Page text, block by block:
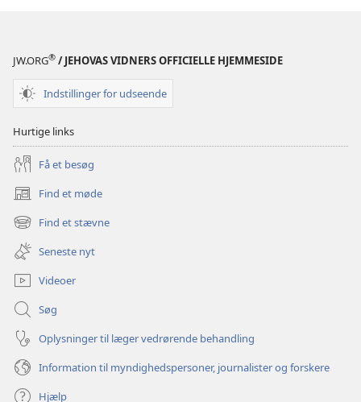
udgaven)udgaven)
JW.ORG® / JEHOVAS VIDNERS OFFICIELLE HJEMMESIDE
Indstillinger for udseende
Hurtige links
Få et besøg
Find et møde
(åbner
nyt
vindue)
Find et stævne
(åbner
nyt
vindue)
Seneste nyt
Videoer
Søg
Oplysninger til læger vedrørende behandling
Information til myndighedspersoner, journalister og forskere
Hjælp